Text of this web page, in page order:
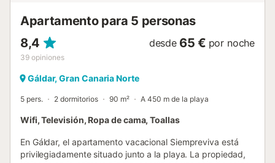
Apartamento para 5 personas
8,4
39 opiniones
desde 65 € por noche
Gáldar, Gran Canaria Norte
5 pers. 2 dormitorios 90 m² A 450 m de la playa
Wifi, Televisión, Ropa de cama, Toallas
En Gáldar, el apartamento vacacional Siempreviva está
privilegiadamente situado junto a la playa. La propiedad,